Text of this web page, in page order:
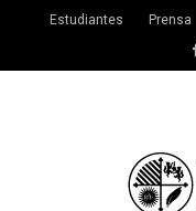
Estudiantes Prensa